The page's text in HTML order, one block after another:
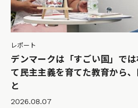
レポート
デンマークは「すごい国」で
て民主主義を育てた教育から
と
2026.08.07